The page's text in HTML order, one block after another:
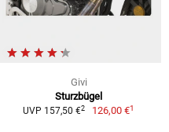
Givi
Sturzbügel
UVP 157,50 €2 126,00 €1